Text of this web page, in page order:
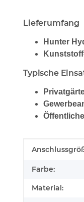
Lieferumfang
Hunter
Typische
Wert
Farbe:
Material: